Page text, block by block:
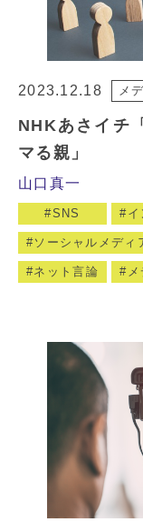
2023.12.18 メ
NHKあさイチ
マる親」
山口真一
SNS
ソーシャルメディ
ネット言論